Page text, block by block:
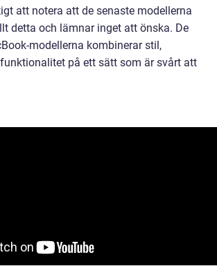
att notera att de senaste modellerna
detta och lämnar inget att önska. De
modellerna kombinerar stil,
på ett sätt som är svårt att